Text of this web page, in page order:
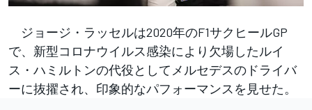
ジョージ・ラッセルは2020年のF1サクヒールGP
で、新型コロナウイルス感染により欠場したルイ
ス・ハミルトンの代役としてメルセデスのドライバ
ーに抜擢され、印象的なパフォーマンスを見せた。